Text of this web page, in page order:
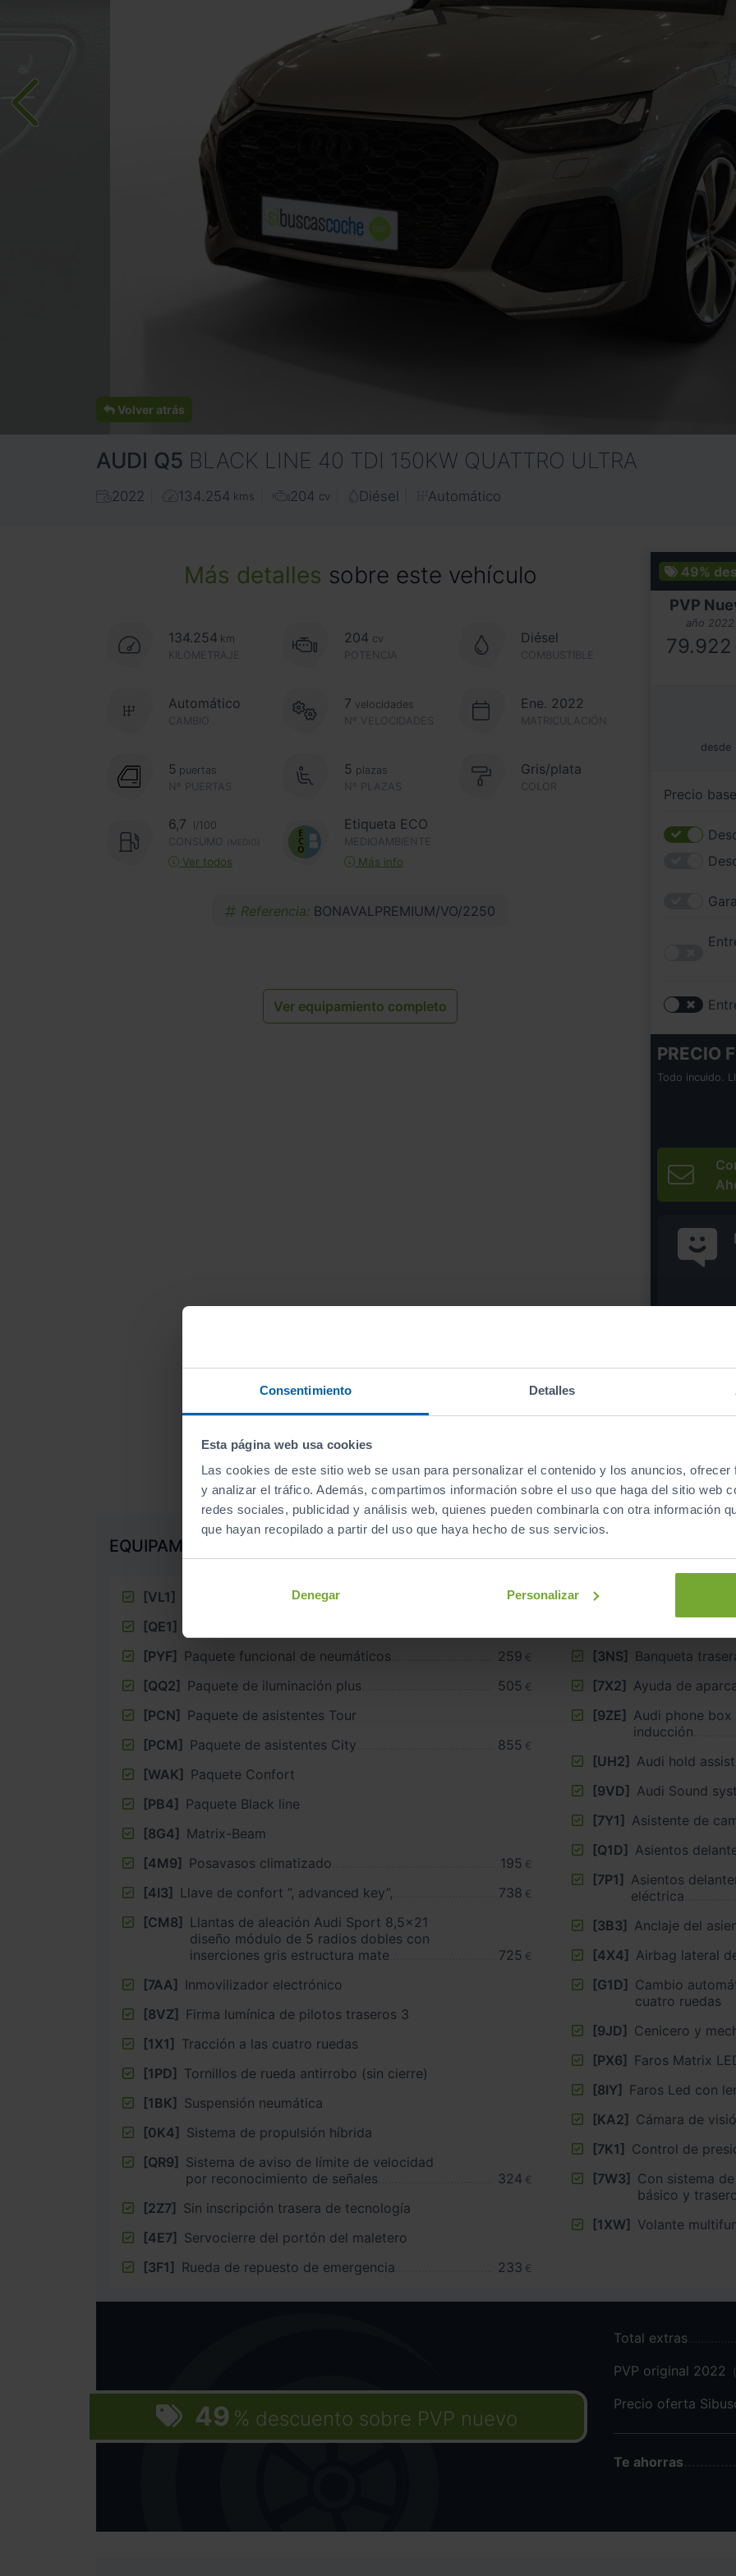
Consentimiento Detalles
Esta página web usa cookies
Las cookies de este sitio web se usan para personalizar el contenido y los anuncios,
y analizar el tráfico. Además, compartimos información sobre el uso que haga del sitio web
redes sociales, publicidad y análisis web, quienes pueden combinarla con otra información
que hayan recopilado a partir del uso que haya hecho de sus servicios.
Denegar Personalizar
Volver atrás
AUDI Q5 BLACK LINE 40 TDI 150KW QUATTRO ULTRA
2022 134.254 kms 204 cv Diésel Automático
Más detalles sobre este vehículo
134.254 km
KILOMETRAJE
204 cv
POTENCIA
Diésel
COMBUSTIBLE
CAMBIO
Automático
Nº VELOCIDADES
7 velocidades Ene. 2022
MATRICULACIÓN
Nº PUERTAS
5 puertas
Nº PLAZAS
5 plazas Gris/plata
COLOR
6,7
l/100
CONSUMO
(MEDIO)
Ver todos
Etiqueta ECO
MEDIOAMBIENTE
Más info
Referencia: BONAVALPREMIUM/VO/2250
Ver equipamiento completo
49%
PVP
año 2022
79.922
desde
Precio base
PRECIO
Todo incuido.
Equipamientode este vehículo
EQUIPAMIENTO EXTRA
[VL1]
Medidas de protección de peatones ampliadas
[QE1]
[PYF] Paquete funcional de neumáticos 259 €
[QQ2] Paquete de iluminación plus 505 €
[PCN] Paquete de asistentes Tour
[PCM] Paquete de asistentes City 855 €
[WAK] Paquete Confort
[PB4] Paquete Black line
[8G4] Matrix-Beam
[4M9] Posavasos climatizado 195 €
[4I3] Llave de confort ”, advanced key”, 738 €
[CM8] Llantas de aleación Audi Sport 8,5x21
diseño módulo de 5 radios dobles con
inserciones gris estructura mate
725 €
[7AA] Inmovilizador electrónico
[8VZ] Firma lumínica de pilotos traseros 3
[1X1] Tracción a las cuatro ruedas
[1PD] Tornillos de rueda antirrobo (sin cierre)
[1BK] Suspensión neumática
[0K4] Sistema de propulsión híbrida
[QR9] Sistema de aviso de límite de velocidad
por reconocimiento de señales
324 €
[2Z7] Sin inscripción trasera de tecnología
[4E7] Servocierre del portón del maletero
[3F1] Rueda de repuesto de emergencia 233 €
[1S1]
[3NS] Banqueta
[7X2] Ayuda de
[9ZE] Audi phone
inducción
[UH2] Audi hold assist
[9VD] Audi Sound
[7Y1] Asistente de
[Q1D] Asientos
[7P1] Asientos
eléctrica
[3B3] Anclaje del
[4X4] Airbag lateral
[G1D] Cambio
cuatro ruedas
[9JD] Cenicero y
[PX6] Faros Matrix
[8IY] Faros Led con
[KA2] Cámara de
[7K1] Control de
[7W3] Con sistema
básico y
[1XW] Volante
49 % descuento sobre PVP nuevo
Total extras
PVP original 2022
Precio oferta
Te ahorras